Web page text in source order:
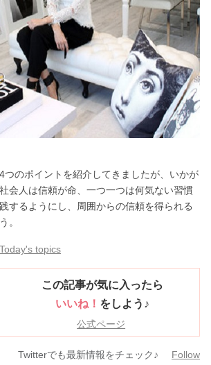
つのポイントを紹介してきましたが、いかが
会人は信頼が命、一つ一つは何気ない習慣
するようにし、周囲からの信頼を得られる
。
Today's topics
この記事が気に入ったら
いいね！ をしよう♪
公式ページ
Twitterでも最新情報をチェック♪ Follow